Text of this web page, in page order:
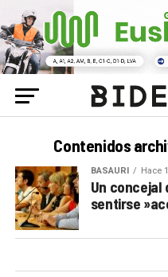
Contenidos
BASAURI Hace
Un concejal
sentirse